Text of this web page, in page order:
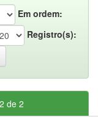
Em ordem:
Registro(s):
de 2